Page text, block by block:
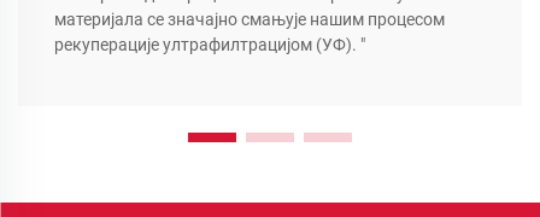
материјала се значајно смањује нашим процесом
рекуперације ултрафилтрацијом (УФ). "